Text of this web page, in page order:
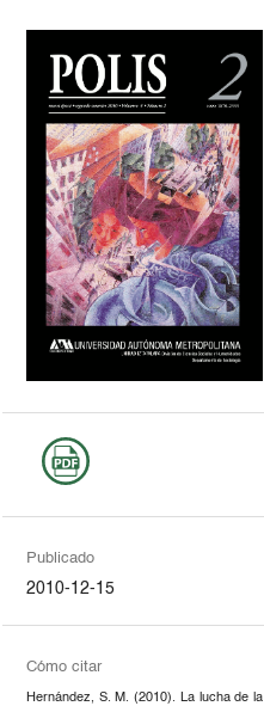
Publicado
2010-12-15
Cómo citar
Hernández, S. M. (2010). La lucha de la